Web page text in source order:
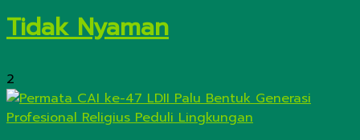
Tidak Nyaman
2